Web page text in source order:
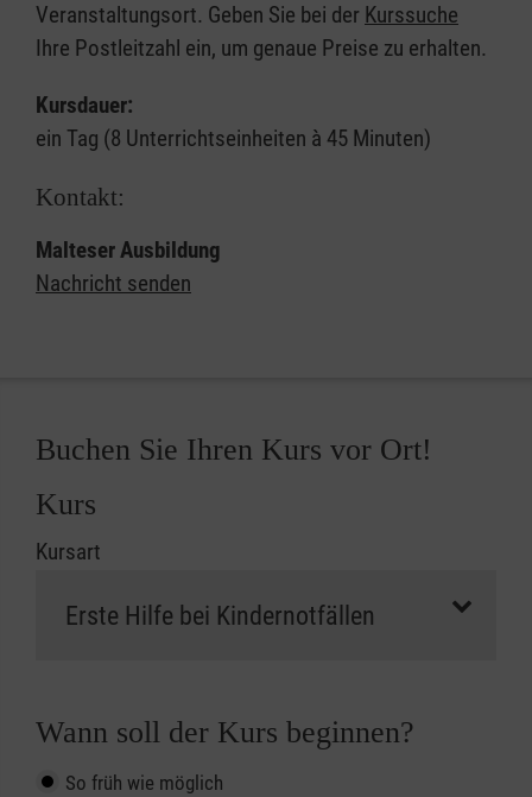
Veranstaltungsort. Geben Sie bei der Kurssuche
Ihre Postleitzahl ein, um genaue Preise zu erhalten.
Kursdauer:
ein Tag (8 Unterrichtseinheiten à 45 Minuten)
Kontakt:
Malteser Ausbildung
Nachricht senden
Buchen Sie Ihren Kurs vor Ort!
Kurs
Kursart
Wann soll der Kurs beginnen?
So früh wie möglich